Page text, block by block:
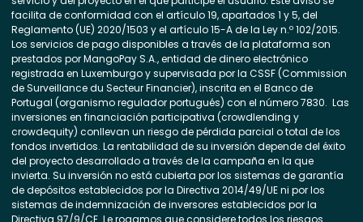
facilita de conformidad con el artículo 19, apartados 1 y 5, del
Reglamento (UE) 2020/1503 y el artículo 15-A de la Ley n.º 102/2015.
Los servicios de pago disponibles a través de la plataforma son
prestados por MangoPay S.A., entidad de dinero electrónico
registrada en Luxemburgo y supervisada por la CSSF (Commission
de Surveillance du Secteur Financier), inscrita en el Banco de
Portugal (organismo regulador portugués) con el número 7830. Las
inversiones en financiación participativa (crowdlending y
crowdequity) conllevan un riesgo de pérdida parcial o total de los
fondos invertidos. La rentabilidad de su inversión depende del éxito
del proyecto desarrollado a través de la campaña en la que
invierta. Su inversión no está cubierta por los sistemas de garantía
de depósitos establecidos por la Directiva 2014/49/UE ni por los
sistemas de indemnización de inversores establecidos por la
Directiva 97/9/CE. Le rogamos que considere todos los riesgos